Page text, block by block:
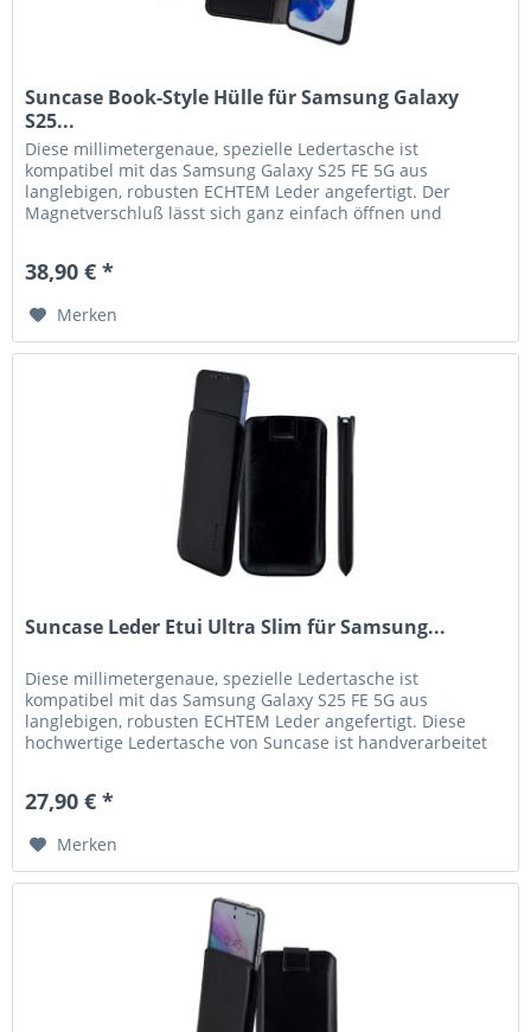
Suncase Book-Style Hülle für Samsung Galaxy
S25...
Diese millimetergenaue, spezielle Ledertasche ist
kompatibel mit das Samsung Galaxy S25 FE 5G aus
langlebigen, robusten ECHTEM Leder angefertigt. Der
Magnetverschluß lässt sich ganz einfach öffnen und
38,90 € *
Merken
Suncase Leder Etui Ultra Slim für Samsung...
Diese millimetergenaue, spezielle Ledertasche ist
kompatibel mit das Samsung Galaxy S25 FE 5G aus
langlebigen, robusten ECHTEM Leder angefertigt. Diese
hochwertige Ledertasche von Suncase ist handverarbeitet
27,90 € *
Merken